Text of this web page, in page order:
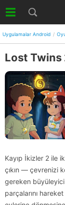
Uygulamalar Android
Lost Twins
Kayıp İkizler 2 ile
çıkın — çevrenizi
gereken
parçalarını